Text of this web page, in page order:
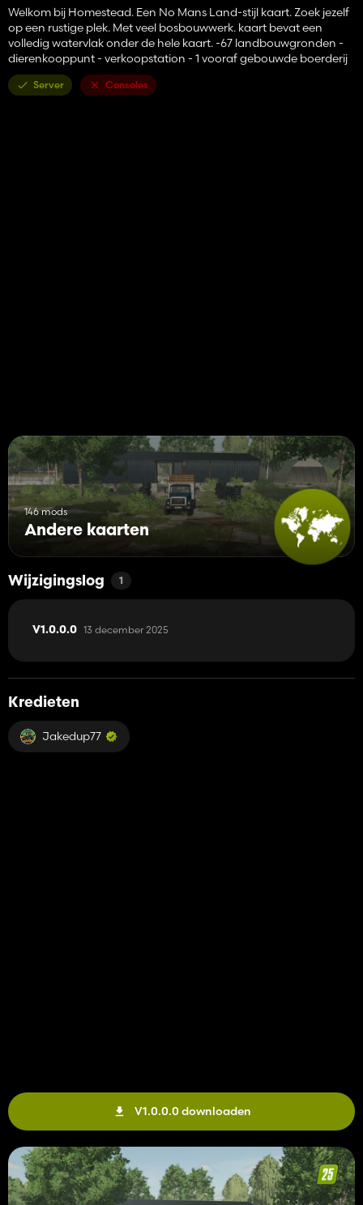
Welkom bij Homestead. Een No Mans Land-stijl kaart. Zoek jezelf
op een rustige plek. Met veel bosbouwwerk. kaart bevat een
volledig watervlak onder de hele kaart. -67 landbouwgronden -
dierenkooppunt - verkoopstation - 1 vooraf gebouwde boerderij
Server Consoles
146 mods
Andere kaarten
Wijzigingslog 1
V1.0.0.0 13 december 2025
Kredieten
Jakedup77
V1.0.0.0 downloaden